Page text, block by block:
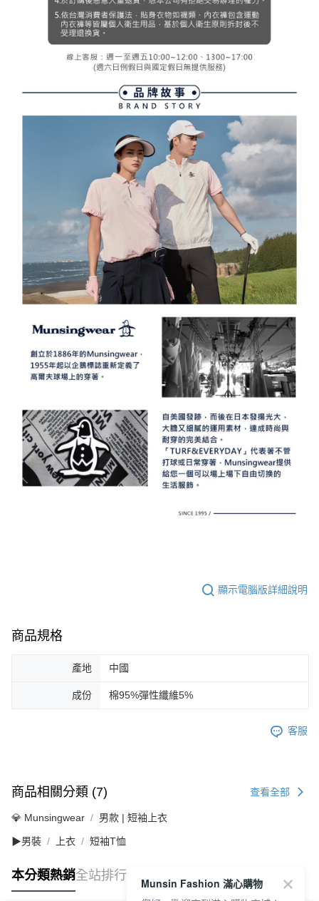
顯示電腦版詳細說明
商品規格
產地 中國
成份 棉95%彈性纖維5%
客服
商品相關分類 (7) 查看全部
💎 Munsingwear 男款 | 短袖上衣
▶男裝 上衣 短袖T恤
本分類熱銷全站排行
Munsin Fashion 滿心購物